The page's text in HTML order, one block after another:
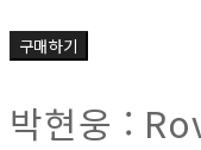
구매하기
박현웅 :